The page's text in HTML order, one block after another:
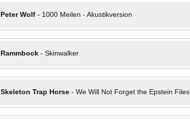
Peter Wolf- 1000 Meilen - Akustikversion
Rammbock- Skinwalker
Skeleton Trap Horse- We Will Not Forget the Epstein Files